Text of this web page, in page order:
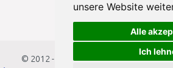
unsere Website
Alle
Ich
© 2012 - 2026Baumarkteu.at